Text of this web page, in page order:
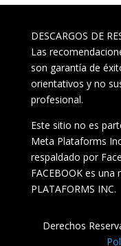
DESCARGOS DE
Las
son garantía de
orientativos y no
profesional.
Este sitio no es
Meta Plataforms
respaldado por
FACEBOOK es
PLATAFORMS INC.
Derechos